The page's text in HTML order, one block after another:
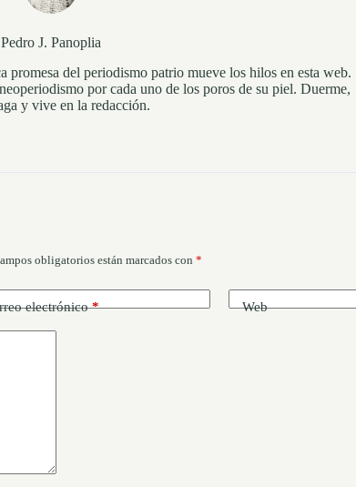
Pedro J. Panoplia
promesa del periodismo patrio mueve los hilos en esta web.
por cada uno de los poros de su piel. Duerme,
y vive en la redacción.
obligatorios están marcados con *
electrónico* Web